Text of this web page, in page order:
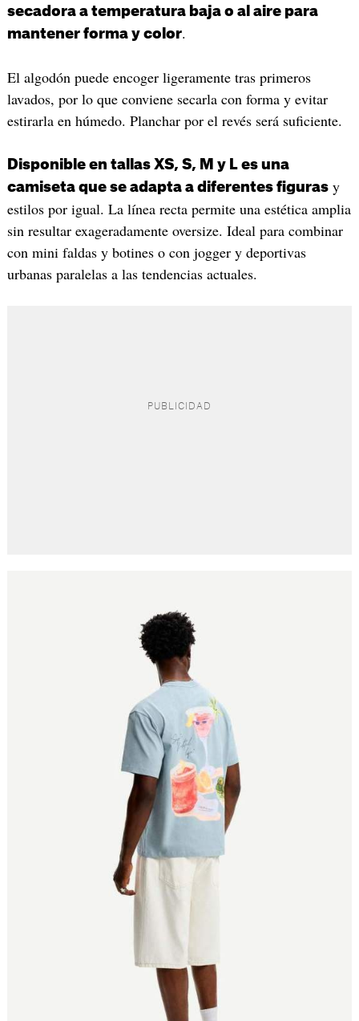
secadora a temperatura baja o al aire para
mantener forma y color.
El algodón puede encoger ligeramente tras primeros
lavados, por lo que conviene secarla con forma y evitar
estirarla en húmedo. Planchar por el revés será suficiente.
Disponible en tallas XS, S, M y L es una
camiseta que se adapta a diferentes figurasy
estilos por igual. La línea recta permite una estética amplia
sin resultar exageradamente oversize. Ideal para combinar
con mini faldas y botines o con jogger y deportivas
urbanas paralelas a las tendencias actuales.